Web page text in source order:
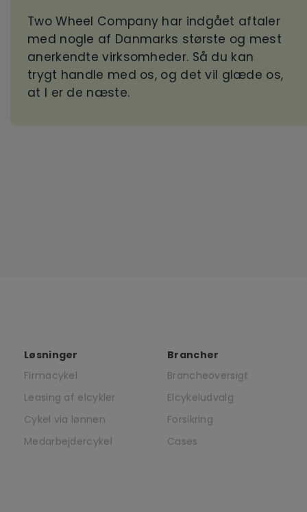
Two Wheel Company har indgået aftaler
med nogle af Danmarks største og mest
anerkendte virksomheder. Så du kan
trygt handle med os, og det vil glæde os,
at I er de næste.
Løsninger
Firmacykel
Leasing af elcykler
Cykel via lønnen
Medarbejdercykel
Brancher
Brancheoversigt
Elcykeludvalg
Forsikring
Cases